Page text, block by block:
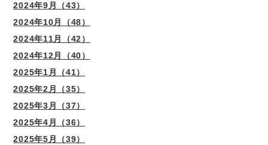
2024年9月（43）
2024年10月（48）
2024年11月（42）
2024年12月（40）
2025年1月（41）
2025年2月（35）
2025年3月（37）
2025年4月（36）
2025年5月（39）